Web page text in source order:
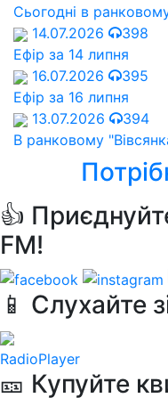
Сьогодні в
14.07.2026
398
Ефір за 14 липня
16.07.2026
395
Ефір за 16 липня
13.07.2026
394
В ранковому
👍
FM!
📱 Слухайте
RadioPlayer
🎫 Купуйте